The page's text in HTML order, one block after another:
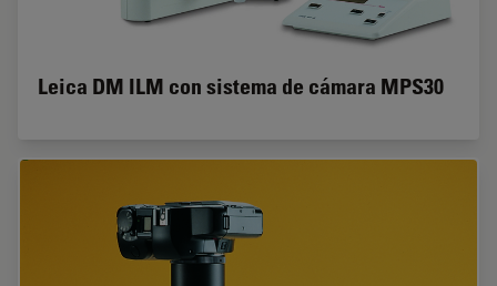
Leica DM ILM con sistema de cámara MPS30